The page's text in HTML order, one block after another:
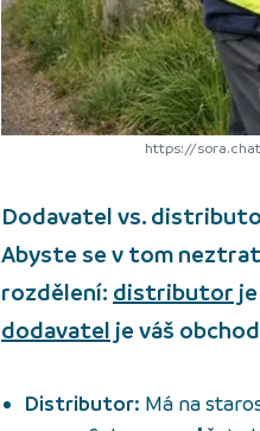
https://
Dodavatel vs.
Abyste se v tom
rozdělení: distributor
dodavatel je váš
Distributor: Má na